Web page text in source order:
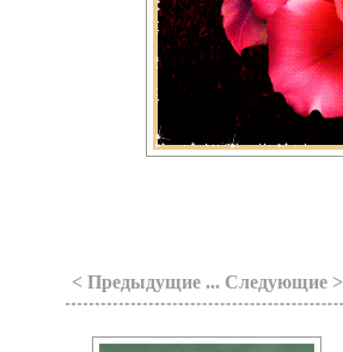
< Предыдущие ... Следующие >